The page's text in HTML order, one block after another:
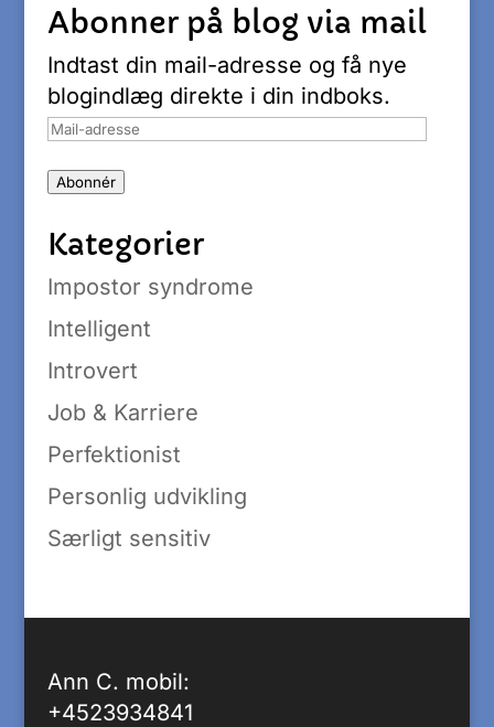
Abonner på blog via mail
Indtast din mail-adresse og få nye
blogindlæg direkte i din indboks.
Mail-
Abonnér
Kategorier
Impostor syndrome
Intelligent
Introvert
Job & Karriere
Perfektionist
Personlig udvikling
Særligt sensitiv
Ann C. mobil:
+4523934841